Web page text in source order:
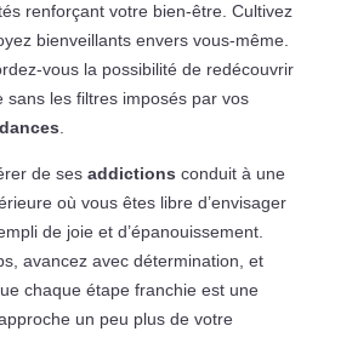
renforçant votre bien-être. Cultivez
bienveillants envers vous-même.
vous la possibilité de redécouvrir
sans les filtres imposés par vos
.
de ses addictions conduit à une
où vous êtes libre d’envisager
de joie et d’épanouissement.
avancez avec détermination, et
chaque étape franchie est une
un peu plus de votre